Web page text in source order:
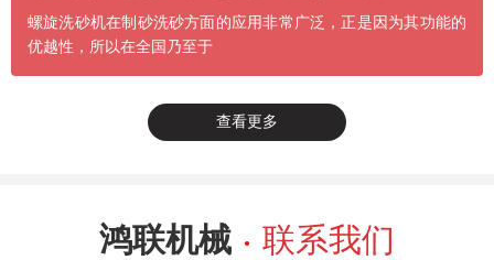
螺旋洗砂机在制砂洗砂方面的应用非常广泛，正是因为其功能的
优越性，所以在全国乃至于
查看更多
鸿联机械 联系我们